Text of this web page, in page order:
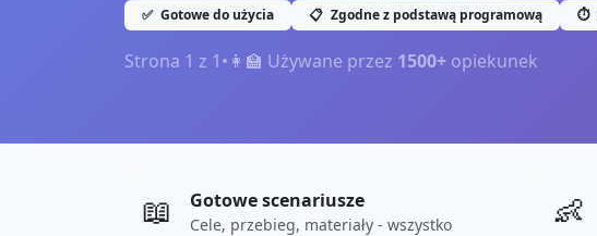
✅ Gotowe do użycia 📋 Zgodne z podstawą programową ⏱️
Strona 1 z 1• 👩‍🏫 Używane przez 1500+ opiekunek
📖 Gotowe scenariusze
Cele, przebieg, materiały - wszystko
👶